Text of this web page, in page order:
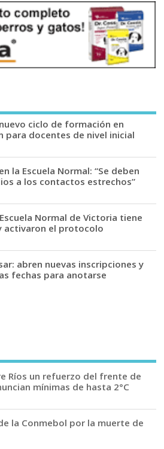
ciclo de formación en
para docentes de nivel inicial
la Escuela Normal: “Se deben
a los contactos estrechos”
Normal de Victoria tiene
activaron el protocolo
abren nuevas inscripciones y
fechas para anotarse
Ríos un refuerzo del frente de
mínimas de hasta 2°C
la Conmebol por la muerte de